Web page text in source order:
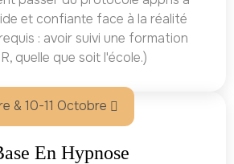
et confiante face à la réalité
: avoir suivi une formation
quelle que soit l'école.)
En Hypnose
& 10-11 Octobre